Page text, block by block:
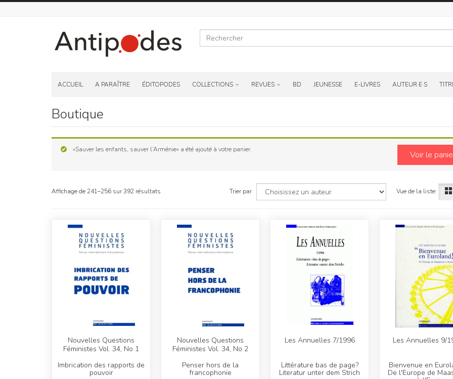
ACCUEIL A PARAÎTRE ÉDITOPODES COLLECTIONS REVUES BD JEUNESSE E-LIVRES AUTEUR·E·S
Boutique
Voir le
«Sauver les enfants, sauver l’Arménie» a été ajouté à votre panier.
Affichage de 241–256 sur 392 résultats Trier par Vue de la liste:
Nouvelles Questions
Féministes Vol. 34, No 1
Imbrication des rapports de
pouvoir
Nouvelles Questions
Féministes Vol. 34, No 2
Penser hors de la
francophonie
Les Annuelles 7/1996
Littérature bas de page?
Literatur unter dem Strich
Les Annuelles 9/
Bienvenue en
De l'Europe de